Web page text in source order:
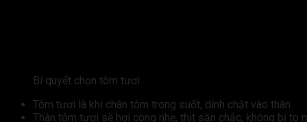
Bí quyết chọn tôm tươi
Tôm tươi là khi chân tôm trong suốt, dính chặt vào thân.
Thân tôm tươi sẽ hơi cong nhẹ, thịt săn chắc, không bị to